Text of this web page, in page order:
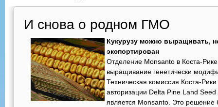
И снова о родном ГМО
Кукурузу можно выращивать,
экспортирован
Отделение Monsanto в Коста-
выращивание генетически
Техническая комиссия Коста-
авторизации Delta Pine Land
является Monsanto. Это решение